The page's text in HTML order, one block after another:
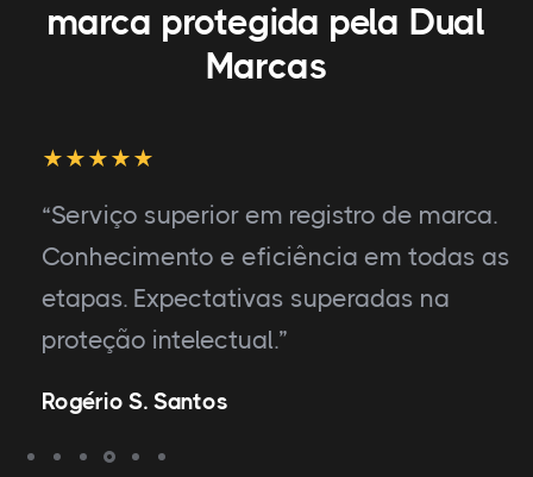
marca protegida pela Dual
Marcas
“Serviço superior em registro de marca.
Conhecimento e eficiência em todas as
etapas. Expectativas superadas na
proteção intelectual.”
Rogério S. Santos